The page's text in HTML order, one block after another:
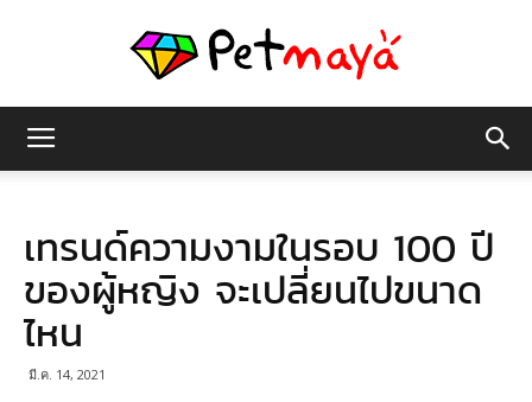
มายา
เทรนด์ความงามในรอบ 100 ปี
ของผู้หญิง จะเปลี่ยนไปขนาด
ไหน
มี.ค. 14, 2021